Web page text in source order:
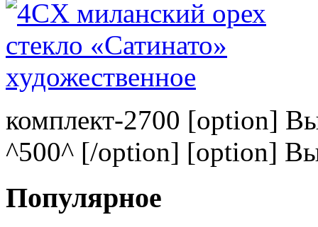
комплект-2700 [option]
^500^ [/option] [option]
Популярное